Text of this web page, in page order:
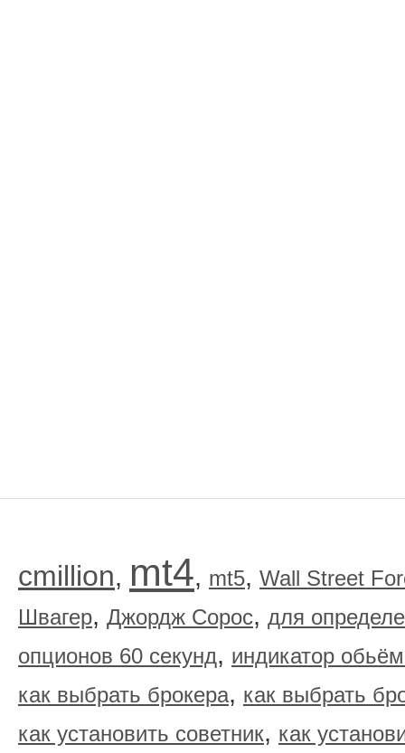
cmillion, mt4, mt5, Wall Street
Швагер, Джордж Сорос, для
опционов 60 секунд, индикатор
как выбрать брокера, как выбрать
как установить советник, как